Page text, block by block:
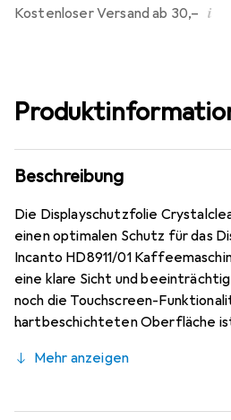
Kostenloser Versand ab 30,– i
Beschreibung
Die Displayschutzfolie
einen optimalen Schutz für das
Incanto HD8911/01
eine klare Sicht und
noch die Touchscreen-
hartbeschichteten Oberfläche
widerstandsfähig gegen Kratzer
solange das Display staubfrei ist.
Mehr anzeigen